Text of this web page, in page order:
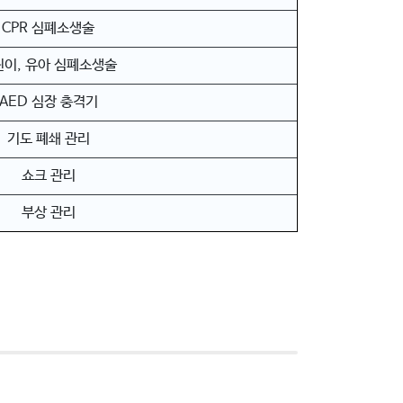
CPR 심폐소생술
이, 유아 심폐소생술
심장 충격기
기도 폐쇄 관리
쇼크 관리
부상 관리